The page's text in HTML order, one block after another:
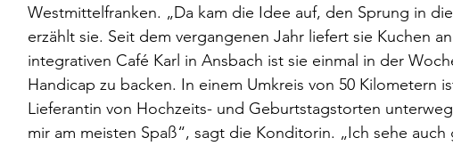
Westmittelfranken. „Da kam die Idee auf, den Sprung in
erzählt sie. Seit dem vergangenen Jahr liefert sie Kuchen
integrativen Café Karl in Ansbach ist sie einmal in der
Handicap zu backen. In einem Umkreis von 50 Kilometern
Lieferantin von Hochzeits- und Geburtstagstorten
mir am meisten Spaß“, sagt die Konditorin. „Ich sehe